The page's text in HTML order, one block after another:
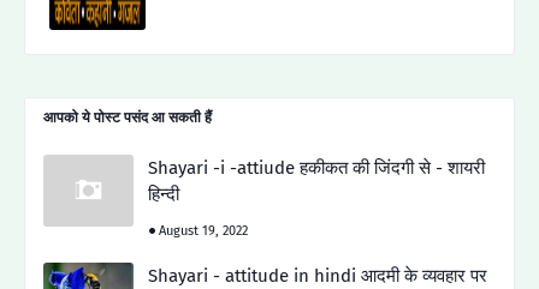
आपको ये पोस्ट पसंद आ सकती हैं
Shayari -i -attiude हकीकत की जिंदगी से - शायरी
हिन्दी
August 19, 2022
Shayari - attitude in hindi आदमी के व्यवहार पर